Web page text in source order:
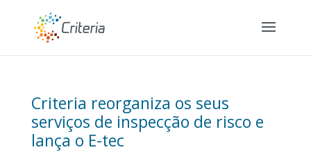
Criteria reorganiza os seus
serviços de inspecção de risco e
lança o E-tec